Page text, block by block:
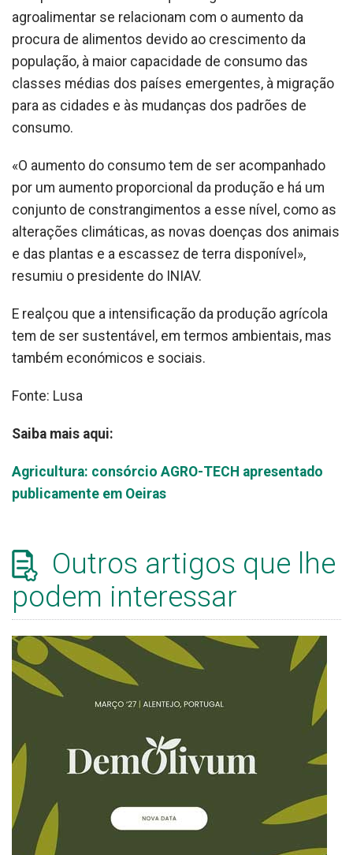
agroalimentar se relacionam com o aumento da
procura de alimentos devido ao crescimento da
população, à maior capacidade de consumo das
classes médias dos países emergentes, à migração
para as cidades e às mudanças dos padrões de
consumo.
«O aumento do consumo tem de ser acompanhado
por um aumento proporcional da produção e há um
conjunto de constrangimentos a esse nível, como as
alterações climáticas, as novas doenças dos animais
e das plantas e a escassez de terra disponível»,
resumiu o presidente do INIAV.
E realçou que a intensificação da produção agrícola
tem de ser sustentável, em termos ambientais, mas
também económicos e sociais.
Fonte: Lusa
Saiba mais aqui:
Agricultura: consórcio AGRO-TECH apresentado
publicamente em Oeiras
Outros artigos que lhe
podem interessar